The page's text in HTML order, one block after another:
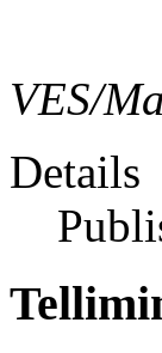
VES/
Details